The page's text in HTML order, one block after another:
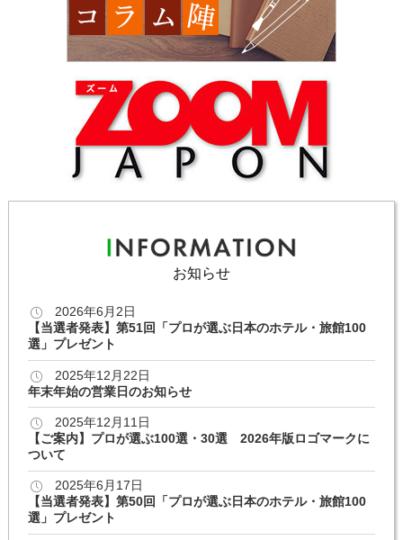
お知らせ
2026年6月2日
【当選者発表】第51回「プロが選ぶ日本のホテル・旅館100
選」プレゼント
2025年12月22日
年末年始の営業日のお知らせ
2025年12月11日
【ご案内】プロが選ぶ100選・30選 2026年版ロゴマークに
ついて
2025年6月17日
【当選者発表】第50回「プロが選ぶ日本のホテル・旅館100
選」プレゼント